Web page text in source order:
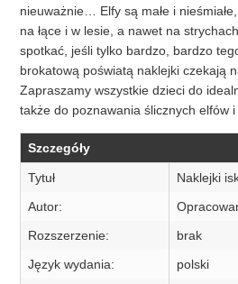
nieuważnie… Elfy są małe i
na łące i w lesie, a nawet na
spotkać, jeśli tylko bardzo, bardzo
brokatową poświatą naklejki czekają
Zapraszamy wszystkie dzieci do
także do poznawania ślicznych elfów
Szczegóły
Tytuł
Naklejki
Autor:
Rozszerzenie:
brak
Język wydania:
polski